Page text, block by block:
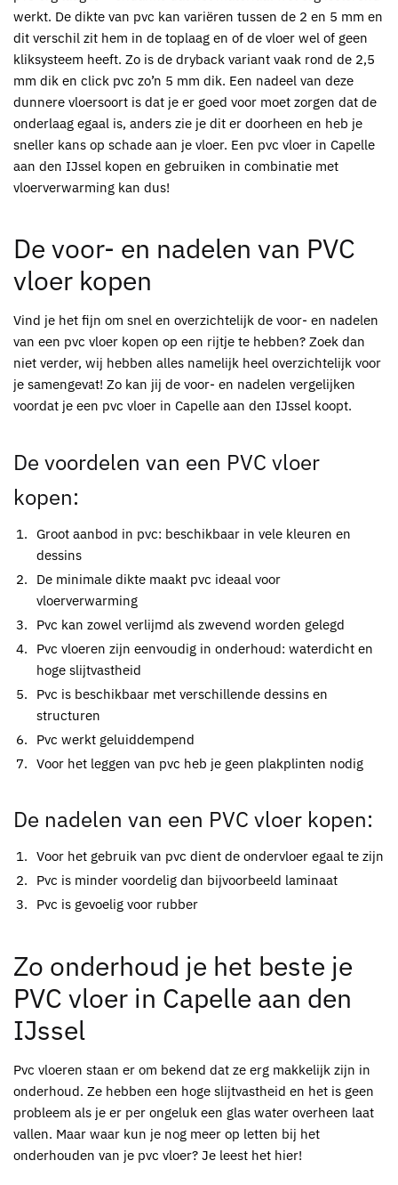
werkt. De dikte van pvc kan variëren tussen de 2 en 5 mm en
dit verschil zit hem in de toplaag en of de vloer wel of geen
kliksysteem heeft. Zo is de dryback variant vaak rond de 2,5
mm dik en click pvc zo’n 5 mm dik. Een nadeel van deze
dunnere vloersoort is dat je er goed voor moet zorgen dat de
onderlaag egaal is, anders zie je dit er doorheen en heb je
sneller kans op schade aan je vloer. Een pvc vloer in Capelle
aan den IJssel kopen en gebruiken in combinatie met
vloerverwarming kan dus!
De voor- en nadelen van PVC
vloer kopen
Vind je het fijn om snel en overzichtelijk de voor- en nadelen
van een pvc vloer kopen op een rijtje te hebben? Zoek dan
niet verder, wij hebben alles namelijk heel overzichtelijk voor
je samengevat! Zo kan jij de voor- en nadelen vergelijken
voordat je een pvc vloer in Capelle aan den IJssel koopt.
De voordelen van een PVC vloer
kopen:
Groot aanbod in pvc: beschikbaar in vele kleuren en
dessins
De minimale dikte maakt pvc ideaal voor
vloerverwarming
Pvc kan zowel verlijmd als zwevend worden gelegd
Pvc vloeren zijn eenvoudig in onderhoud: waterdicht en
hoge slijtvastheid
Pvc is beschikbaar met verschillende dessins en
structuren
Pvc werkt geluiddempend
Voor het leggen van pvc heb je geen plakplinten nodig
De nadelen van een PVC vloer kopen:
Voor het gebruik van pvc dient de ondervloer egaal te zijn
Pvc is minder voordelig dan bijvoorbeeld laminaat
Pvc is gevoelig voor rubber
Zo onderhoud je het beste je
PVC vloer in Capelle aan den
IJssel
Pvc vloeren staan er om bekend dat ze erg makkelijk zijn in
onderhoud. Ze hebben een hoge slijtvastheid en het is geen
probleem als je er per ongeluk een glas water overheen laat
vallen. Maar waar kun je nog meer op letten bij het
onderhouden van je pvc vloer? Je leest het hier!